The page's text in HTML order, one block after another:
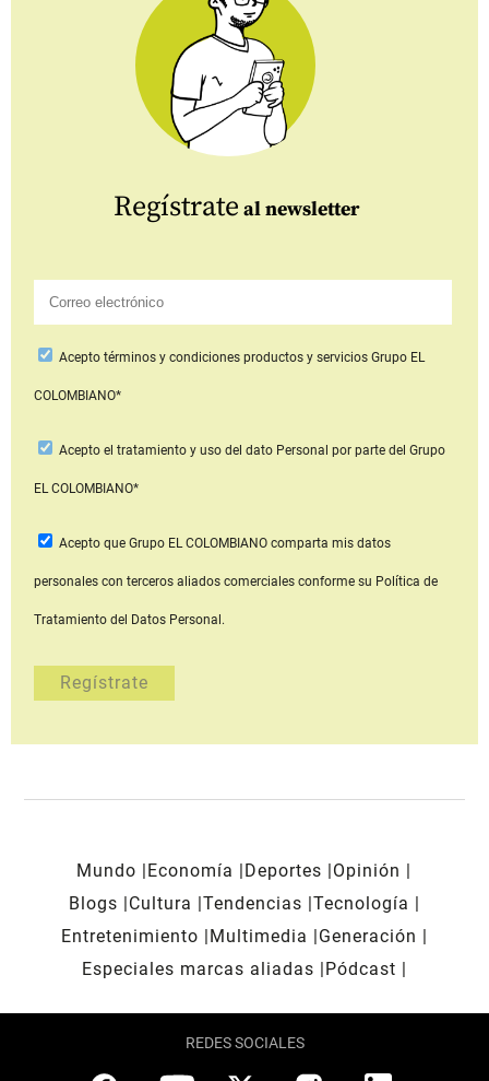
Regístrate al newsletter
Aceptotérminos y condiciones productos y serviciosGrupo EL
COLOMBIANO*
Acepto el tratamiento y uso del dato Personal por parte del Grupo
EL COLOMBIANO*
Acepto que Grupo EL COLOMBIANOcomparta mis datos
personales con terceros aliados comerciales conforme su Política de
Tratamiento del Datos Personal.
Mundo Economía Deportes
Opinión
Blogs
Cultura Tendencias Tecnología
Entretenimiento
Multimedia
Generación
Especiales marcas aliadas
Pódcast
REDES SOCIALES